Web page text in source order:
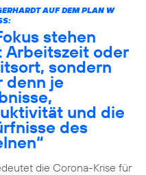
AUF DEM PLAN W
stehen
Arbeitszeit oder
sondern
denn je
und die
des
die Corona-Krise für